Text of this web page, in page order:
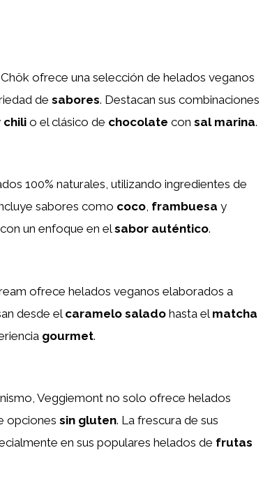
, Chök ofrece una selección de helados veganos
de sabores. Destacan sus combinaciones
chili o el clásico de chocolate con sal marina.
100% naturales, utilizando ingredientes de
sabores como coco, frambuesa y
un enfoque en elsabor auténtico.
ofrece helados veganos elaborados a
desde elcaramelo salado hasta el matcha
gourmet.
Veggiemont no solo ofrece helados
opciones sin gluten. La frescura de sus
en sus populares helados de frutas